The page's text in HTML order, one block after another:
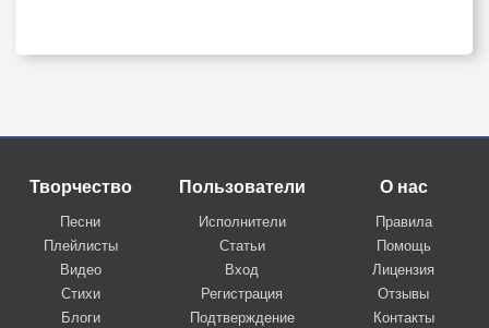
Творчество
Песни
Плейлисты
Видео
Стихи
Блоги
Пользователи
Исполнители
Статьи
Вход
Регистрация
Подтверждение
О нас
Правила
Помощь
Лицензия
Отзывы
Контакты